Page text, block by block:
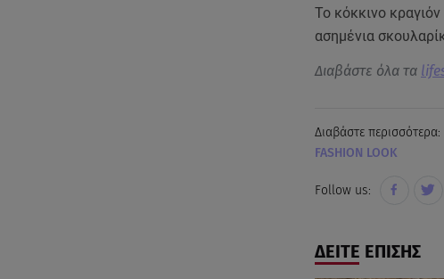
Το κόκκινο
ασημένια
Διαβάστε όλα τα
Διαβάστε περισσότερα:
FASHION LOOK
Follow us:
ΔΕΙΤΕ ΕΠΙΣΗΣ